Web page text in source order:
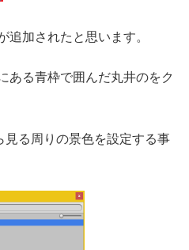
追加されたと思います。
ある青枠で囲んだ丸井のをク
見る周りの景色を設定する事